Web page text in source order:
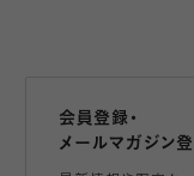
会員登録・
メールマガジン